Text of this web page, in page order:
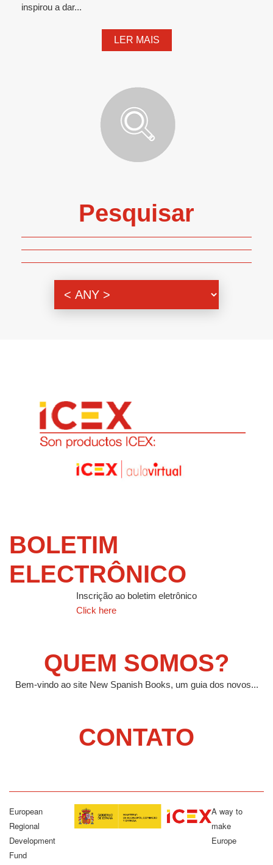
inspirou a dar...
LER MAIS
Pesquisar
BOLETIM
ELECTRÔNICO
Inscrição ao boletim eletrônico
Click here
QUEM SOMOS?
Bem-vindo ao site New Spanish Books, um guia dos novos...
CONTATO
European
Regional
Development
Fund
A way to
make
Europe